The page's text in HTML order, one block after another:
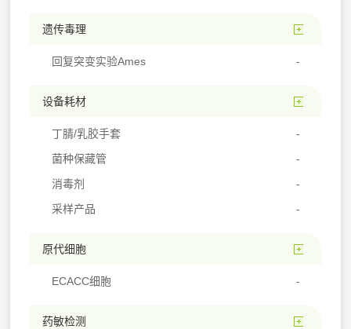
遗传毒理
回复突变实验Ames
设备耗材
丁腈/乳胶手套
菌种保藏管
消毒剂
采样产品
原代细胞
ECACC细胞
药敏检测